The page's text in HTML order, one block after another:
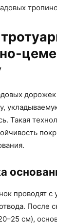
дорожек
Такая
проводят
После
см),